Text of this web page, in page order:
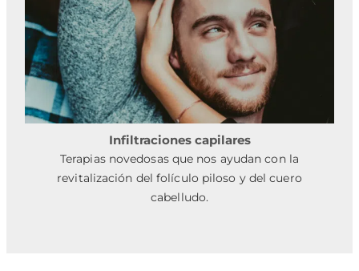
Infiltraciones capilares
Terapias novedosas que nos ayudan con la
revitalización del folículo piloso y del cuero
cabelludo.